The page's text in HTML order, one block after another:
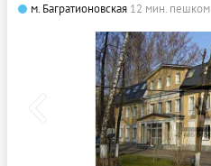
м. Багратионовская 12 мин. пешком